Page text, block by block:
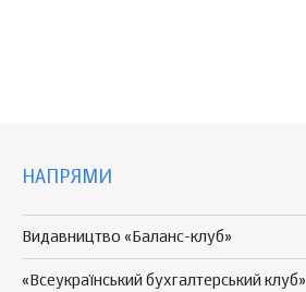
НАПРЯМИ
Видавництво «Баланс-клуб»
«Всеукраїнський бухгалтерський клуб»